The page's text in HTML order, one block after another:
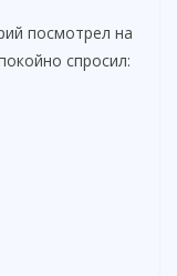
посмотрел на
спросил: